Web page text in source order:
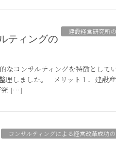
建設経営研究所
なコンサルティングを特徴として
理しました。 メリット１．建設
究 […]
コンサルティングによる経営改革成功